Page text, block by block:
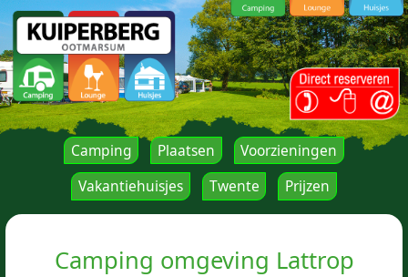
Camping Plaatsen
Voorzieningen
Vakantiehuisjes
Twente Prijzen
Camping omgeving Lattrop